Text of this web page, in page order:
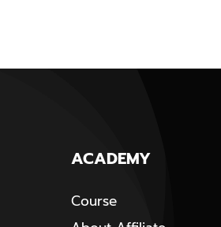
ACADEMY
Course